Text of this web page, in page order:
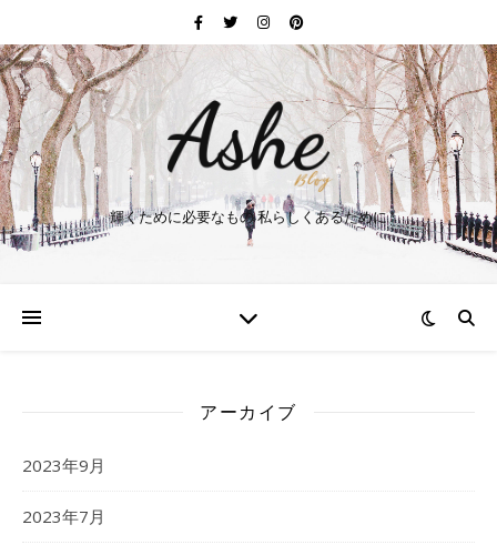
輝くために必要なもの 私らしくあるために
アーカイブ
2023年9月
2023年7月